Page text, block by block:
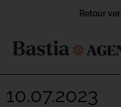
Retour
10.07.2023